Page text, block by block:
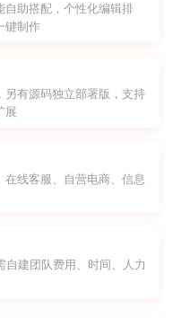
自助搭配，个性化编辑排
键制作
另有源码独立部署版，支持
展
在线客服、自营电商、信息
自建团队费用、时间、人力